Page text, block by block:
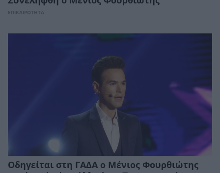
ΕΠΙΚΑΙΡΟΤΗΤΑ
Οδηγείται στη ΓΑΔΑ ο Mένιος Φουρθιώτης